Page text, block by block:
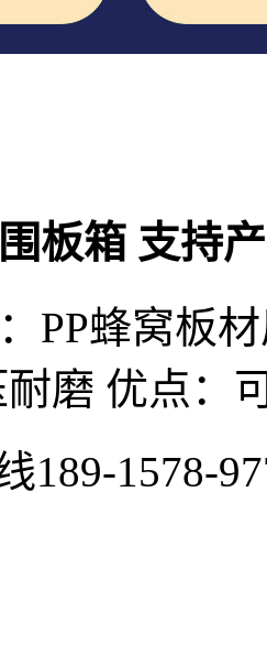
板箱 支持
PP蜂窝板
磨 优点：
189-1578-